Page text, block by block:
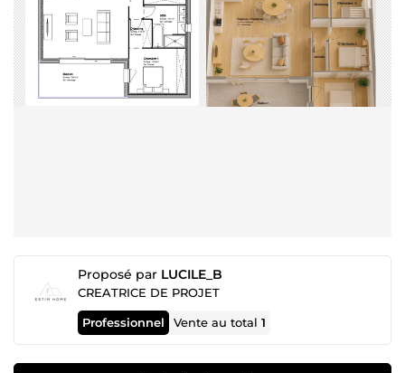
Proposé par LUCILE_B
CREATRICE DE PROJET
Professionnel Vente au total1